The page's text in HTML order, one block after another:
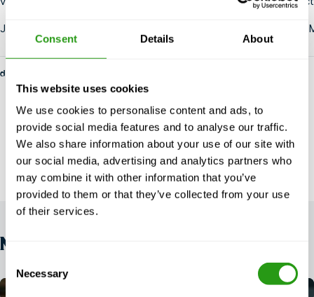
Consent Details About
This website uses cookies
We use cookies to personalise content and ads, to
provide social media features and to analyse our traffic.
We also share information about your use of our site with
our social media, advertising and analytics partners who
may combine it with other information that you’ve
provided to them or that they’ve collected from your use
of their services.
Selection
Necessary
Je kunt het laatste nieuws over het offshore trainingscentrum
door fs-admin
NIEUWS